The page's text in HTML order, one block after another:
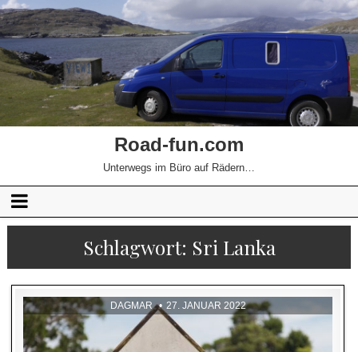
Road-fun.com
Unterwegs im Büro auf Rädern…
Schlagwort: Sri Lanka
DAGMAR 27. JANUAR 2022